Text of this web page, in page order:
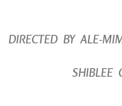
DIRECTED BY ALE-
SHIBLEE